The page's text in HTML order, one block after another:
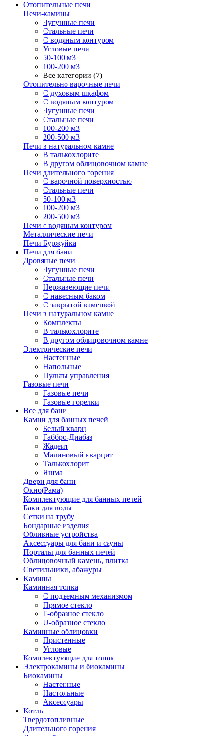
Отопительные печи
Печи-камины
Чугунные печи
Стальные печи
С водяным контуром
Угловые печи
50-100 м3
100-200 м3
Все категории (7)
Отопительно варочные печи
С духовым шкафом
С водяным контуром
Чугунные печи
Стальные печи
100-200 м3
200-500 м3
Печи в натуральном камне
В талькохлорите
В другом облицовочном камне
Печи длительного горения
С варочной поверхностью
Стальные печи
50-100 м3
100-200 м3
200-500 м3
Печи с водяным контуром
Металлические печи
Печи Буржуйка
Печи для бани
Дровяные печи
Чугунные печи
Стальные печи
Нержавеющие печи
С навесным баком
С закрытой каменкой
Печи в натуральном камне
Комплекты
В талькохлорите
В другом облицовочном камне
Электрические печи
Настенные
Напольные
Пульты управления
Газовые печи
Газовые печи
Газовые горелки
Все для бани
Камни для банных печей
Белый кварц
Габбро-Диабаз
Жадеит
Малиновый кварцит
Талькохлорит
Яшма
Двери для бани
Окно(Рама)
Комплектующие для банных печей
Баки для воды
Сетки на трубу
Бондарные изделия
Обливные устройства
Аксессуары для бани и сауны
Порталы для банных печей
Облицовочный камень, плитка
Светильники, абажуры
Камины
Каминная топка
С подъемным механизмом
Прямое стекло
Г-образное стекло
U-образное стекло
Каминные облицовки
Пристенные
Угловые
Комплектующие для топок
Электрокамины и биокамины
Биокамины
Настенные
Настольные
Аксессуары
Котлы
Твердотопливные
Длительного горения